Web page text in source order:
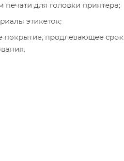
для головки принтера;
этикеток;
покрытие, продлевающее срок